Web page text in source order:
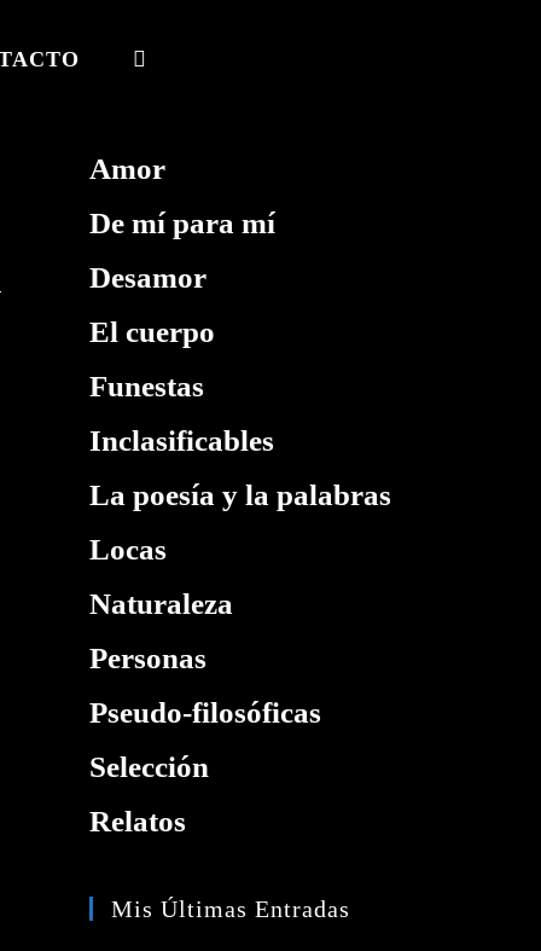
WEB
Amor
De mí para mí
Desamor
El cuerpo
Funestas
Inclasificables
La poesía y la palabras
Locas
Naturaleza
Personas
Pseudo-filosóficas
Selección
Relatos
Mis Últimas Entradas